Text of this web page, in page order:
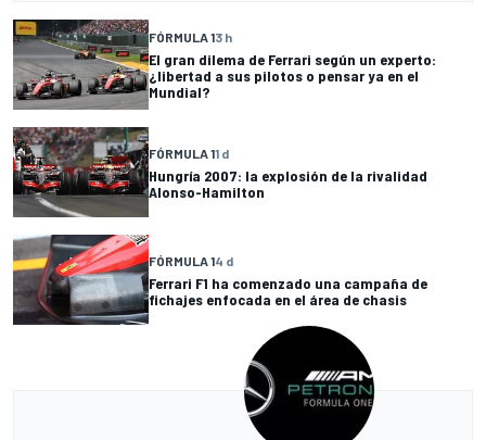
FÓRMULA 13 h
El gran dilema de Ferrari según un experto:
¿libertad a sus pilotos o pensar ya en el
Mundial?
FÓRMULA 11 d
Hungría 2007: la explosión de la rivalidad
Alonso-Hamilton
FÓRMULA 14 d
Ferrari F1 ha comenzado una campaña de
fichajes enfocada en el área de chasis